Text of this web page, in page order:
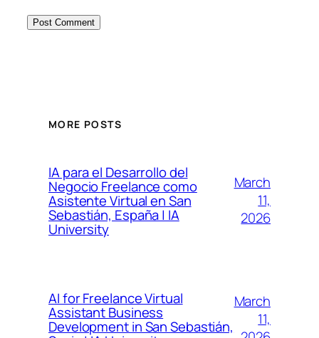
MORE POSTS
IA para el Desarrollo del
Negocio Freelance como
Asistente Virtual en San
Sebastián, España | IA
University
March
11,
2026
AI for Freelance Virtual
Assistant Business
Development in San Sebastián,
March
11,